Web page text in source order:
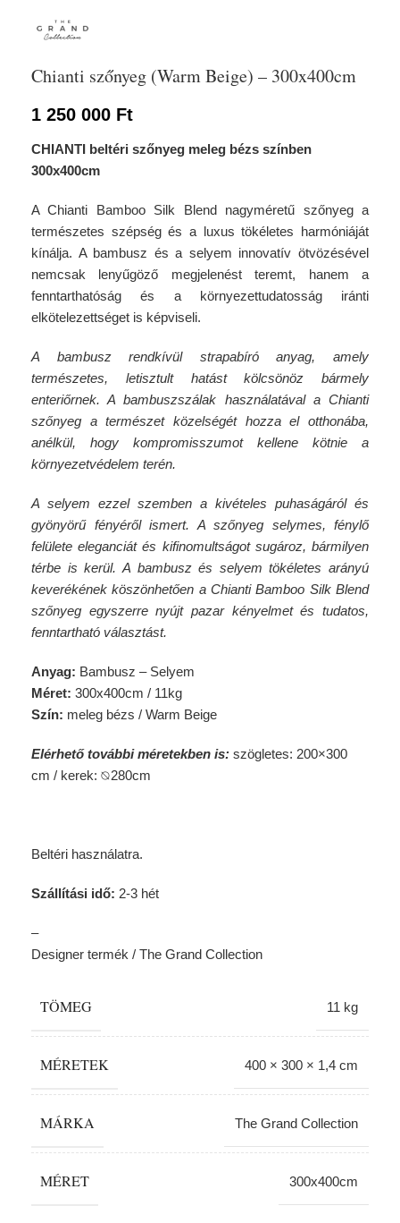
Chianti szőnyeg (Warm Beige) – 300x400cm
1 250 000 Ft
CHIANTI beltéri szőnyeg meleg bézs színben
300x400cm
A Chianti Bamboo Silk Blend nagyméretű szőnyeg a
természetes szépség és a luxus tökéletes harmóniáját
kínálja. A bambusz és a selyem innovatív ötvözésével
nemcsak lenyűgöző megjelenést teremt, hanem a
fenntarthatóság és a környezettudatosság iránti
elkötelezettséget is képviseli.
A bambusz rendkívül strapabíró anyag, amely
természetes, letisztult hatást kölcsönöz bármely
enteriőrnek. A bambuszszálak használatával a Chianti
szőnyeg a természet közelségét hozza el otthonába,
anélkül, hogy kompromisszumot kellene kötnie a
környezetvédelem terén.
A selyem ezzel szemben a kivételes puhaságáról és
gyönyörű fényéről ismert. A szőnyeg selymes, fénylő
felülete eleganciát és kifinomultságot sugároz, bármilyen
térbe is kerül. A bambusz és selyem tökéletes arányú
keverékének köszönhetően a Chianti Bamboo Silk Blend
szőnyeg egyszerre nyújt pazar kényelmet és tudatos,
fenntartható választást.
Anyag: Bambusz – Selyem
Méret: 300x400cm / 11kg
Szín: meleg bézs / Warm Beige
Elérhető további méretekben is: szögletes: 200×300
cm / kerek: ⦰280cm
Beltéri használatra.
Szállítási idő: 2-3 hét
–
Designer termék / The Grand Collection
TÖMEG 11 kg
MÉRETEK 400 × 300 × 1,4 cm
MÁRKA The Grand Collection
MÉRET 300x400cm